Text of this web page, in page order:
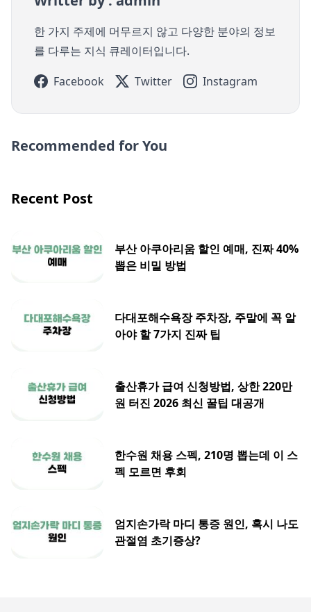
한 가지 주제에 머무르지 않고 다양한 분야의 정보
를 다루는 지식 큐레이터입니다.
Facebook
Twitter Instagram
Recommended for You
Recent Post
부산 아쿠아리움 할인 예매, 진짜 40%
뽑은 비밀 방법
다대포해수욕장 주차장, 주말에 꼭 알
아야 할 7가지 진짜 팁
출산휴가 급여 신청방법, 상한 220만
원 터진 2026 최신 꿀팁 대공개
한수원 채용 스펙, 210명 뽑는데 이 스
펙 모르면 후회
엄지손가락 마디 통증 원인, 혹시 나도
관절염 초기증상?